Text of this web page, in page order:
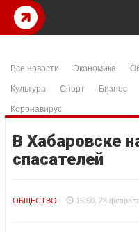
Все новости Экономика
Культура
Спорт Бизнес
Коронавирус
В Хабаровске
спасателей
ОБЩЕСТВО 15:50, 28